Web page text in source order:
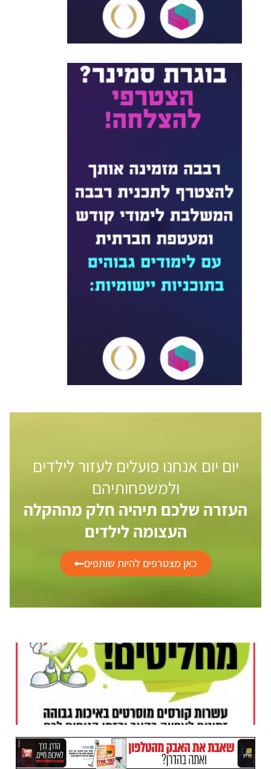
יום יום אנחנו פועלים לעזור לילדים
ולמשפחותיהם
העזרה שלכם תיהיה חלק מההקלה
העצומה לילדים
כאן מצטרפים להיות שותפים